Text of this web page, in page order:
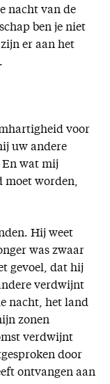
nacht van de
ben je niet
er aan het
voor
uw andere
En wat mij
moet worden,
Hij weet
was zwaar
gevoel, dat hij
verdwijnt
nacht, het land
zonen
verdwijnt
door
ontvangen aan